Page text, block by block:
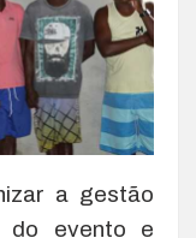
a gestão
do evento e